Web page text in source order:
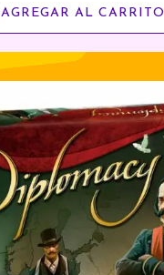
AGREGAR AL CARRITO